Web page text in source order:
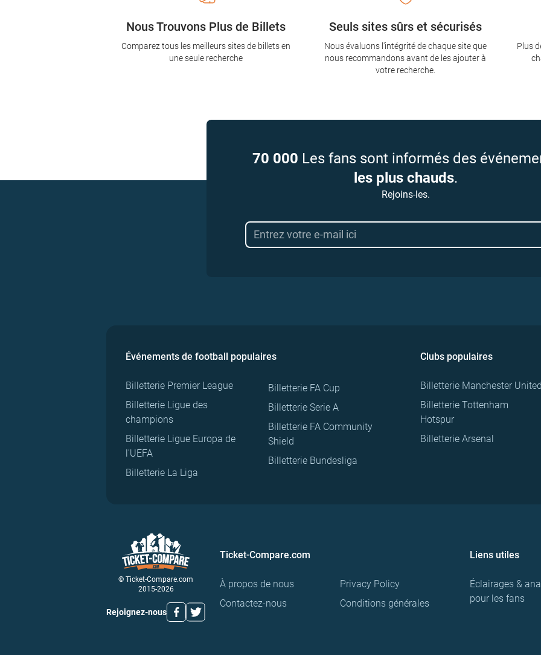
Seuls sites sûrs et sécurisés
Nous évaluons l'intégrité de chaque site que
nous recommandons avant de les ajouter à
votre recherche.
Nous Trouvons Plus de Billets
Comparez tous les meilleurs sites de billets en
une seule recherche
Plus
70 000 Les fans sont informés des
les plus chauds.
Rejoins-les.
Événements de football populaires
Billetterie Premier League
Billetterie Ligue des
champions
Billetterie Ligue Europa de
l'UEFA
Billetterie La Liga
Billetterie FA Cup
Billetterie Serie A
Billetterie FA Community
Shield
Billetterie Bundesliga
Clubs populaires
Billetterie Manchester
Billetterie Tottenham
Hotspur
Billetterie Arsenal
© Ticket-Compare.com
2015-2026
Rejoignez-nous
Ticket-Compare.com
À propos de nous
Contactez-nous
Privacy Policy
Conditions générales
Liens utiles
Éclairages &
pour les fans